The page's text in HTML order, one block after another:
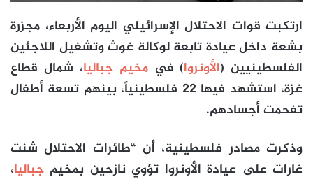
ارتكبت قوات الاحتلال الإسرائيلي اليوم الأربعاء، مجزرة
بشعة داخل عيادة تابعة لوكالة غوث وتشغيل اللاجئين
الفلسطينيين (الأونروا) في مخيم جباليا، شمال قطاع
غزة، استشهد فيها 22 فلسطينياً، بينهم تسعة أطفال
تفحمت أجسادهم.
وذكرت مصادر فلسطينية، أن “طائرات الاحتلال شنت
غارات على عيادة الأونروا تؤوي نازحين بمخيم جباليا،